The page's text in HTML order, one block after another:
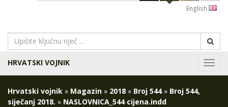
English
HRVATSKI VOJNIK
Hrvatski vojnik » Magazin » 2018 » Broj 544» Broj 544,
siječanj 2018. » NASLOVNICA_544 cijena.indd